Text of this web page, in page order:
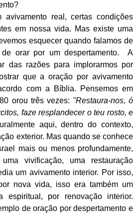
avivamento real, certas condições
em nossa vida. Mas existe uma
esquecer quando falamos de
de orar por um despertamento. A
das razões para implorarmos por
que a oração por avivamento
com a Bíblia. Pensemos em
orou três vezes: "Restaura-nos, ó
faze resplandecer o teu rosto, e
aqui, dentro do contexto,
exterior. Mas quando se conhece
mais ou menos profundamente,
vivificação, uma restauração
um avivamento interior. Por isso,
nova vida, isso era também um
espiritual, por renovação interior.
de oração por despertamento e